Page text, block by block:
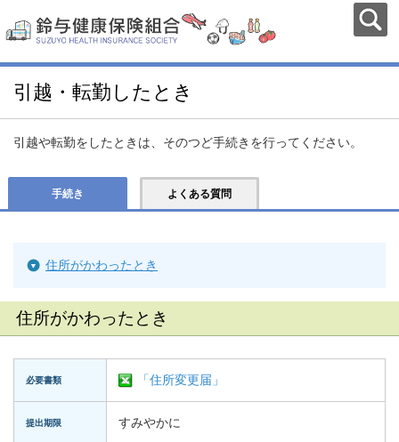
引越・転勤したとき
引越や転勤をしたときは、そのつど手続きを行ってください。
手続き よくある質問
住所がかわったとき
住所がかわったとき
必要書類 「住所変更届」
提出期限 すみやかに